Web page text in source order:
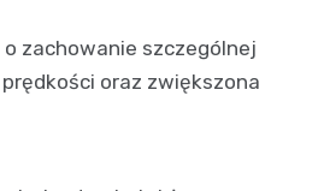
zachowanie szczególnej
oraz zwiększona